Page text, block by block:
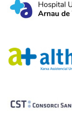
Imagen
Imagen
Imagen